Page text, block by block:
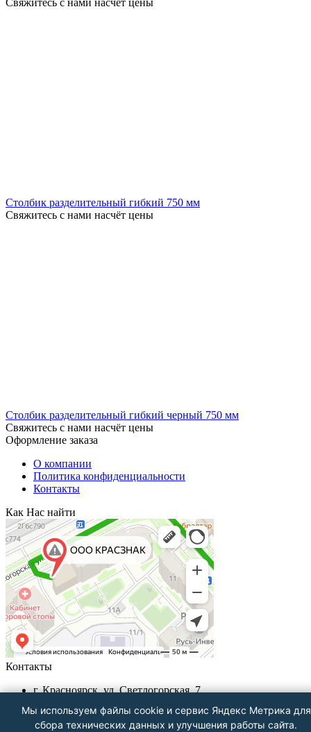
Столбик разделительный гибкий 750 мм
Свяжитесь с нами насчёт цены
Столбик разделительный гибкий черный 750 мм
Свяжитесь с нами насчёт цены
Оформление заказа
О компании
Политика конфиденциальности
Контакты
Как Нас найти
Контакты
г. Красноярск, ул. Светлогорская, 7
Пн-Пт с 9.00 - до 18.00
info@krasznak24.ru
Мы используем файлы cookie и сервис Яндекс Метрика для
сбора технических данных и улучшения работы сайта.